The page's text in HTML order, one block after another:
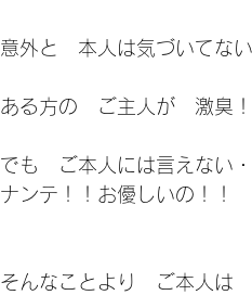
意外と　本人は気づいてな
ある方の　ご主人が　激臭
でも　ご本人には言えない
ナンテ！！お優しいの！！
そんなことより　ご本人は